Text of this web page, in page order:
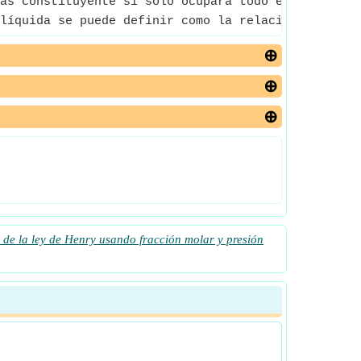
se puede definir como la relación entre el
de la ley de Henry usando fracción molar y presión